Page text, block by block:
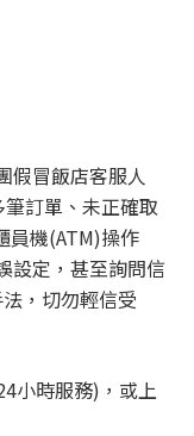
假冒飯店客服人
訂單、未正確取
員機(ATM)操作
設定，甚至詢問信
，切勿輕信受
小時服務)，或上